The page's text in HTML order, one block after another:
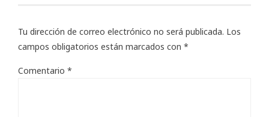
Tu dirección de correo electrónico no será publicada. Los
campos obligatorios están marcados con *
Comentario *